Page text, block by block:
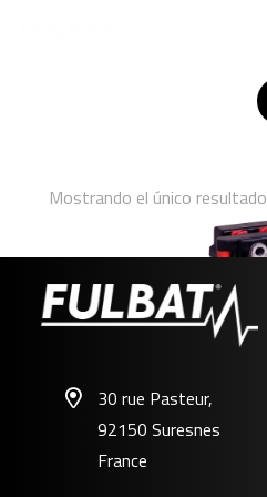
Mostrando el único resultado
30 rue Pasteur,
92150 Suresnes
France